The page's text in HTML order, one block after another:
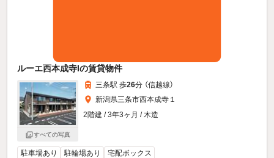
ルーエ西本成寺Iの賃貸物件
すべての写真
三条駅 歩26分 （信越線）
新潟県三条市西本成寺１
2階建 / 3年3ヶ月 / 木造
駐車場あり 駐輪場あり 宅配ボックス